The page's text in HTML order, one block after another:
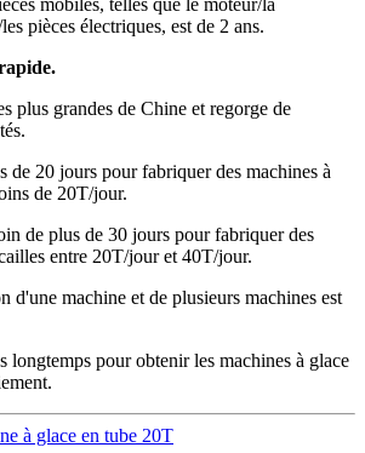
mobiles, telles que le moteur/la
pièces électriques, est de 2 ans.
plus grandes de Chine et regorge de
de 20 jours pour fabriquer des machines à
de 20T/jour.
de plus de 30 jours pour fabriquer des
entre 20T/jour et 40T/jour.
d'une machine et de plusieurs machines est
longtemps pour obtenir les machines à glace
à glace en tube 20T